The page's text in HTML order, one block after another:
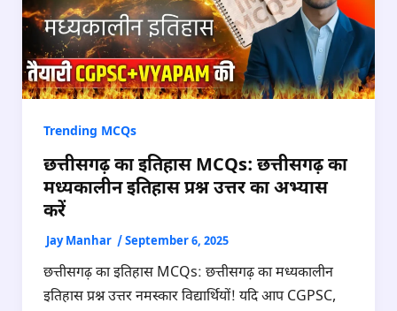
Trending MCQs
छत्तीसगढ़ का इतिहास MCQs: छत्तीसगढ़ का
मध्यकालीन इतिहास प्रश्न उत्तर का अभ्यास
करें
Jay Manhar /September 6, 2025
छत्तीसगढ़ का इतिहास MCQs: छत्तीसगढ़ का मध्यकालीन
इतिहास प्रश्न उत्तर नमस्कार विद्यार्थियों! यदि आप CGPSC,